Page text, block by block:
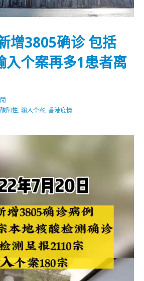
增3805确诊 包括
入个案再多1患者离
阳性 输入个案 香港疫情